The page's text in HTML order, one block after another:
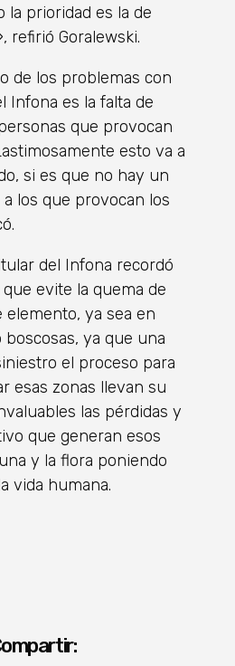
la prioridad es la de
refirió Goralewski.
de los problemas con
Infona es la falta de
que provocan
esto va a
si es que no hay un
los que provocan los
del Infona recordó
que evite la quema de
ya sea en
ya que una
el proceso para
esas zonas llevan su
las pérdidas y
que generan esos
y la flora poniendo
vida humana.